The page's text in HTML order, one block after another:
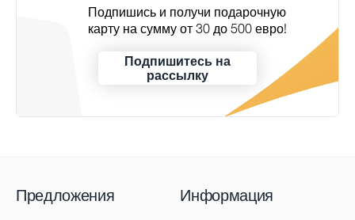
Подпишись и получи подарочную
карту на сумму от 30 до 500 евро!
Подпишитесь на
рассылку
Предложения Информация